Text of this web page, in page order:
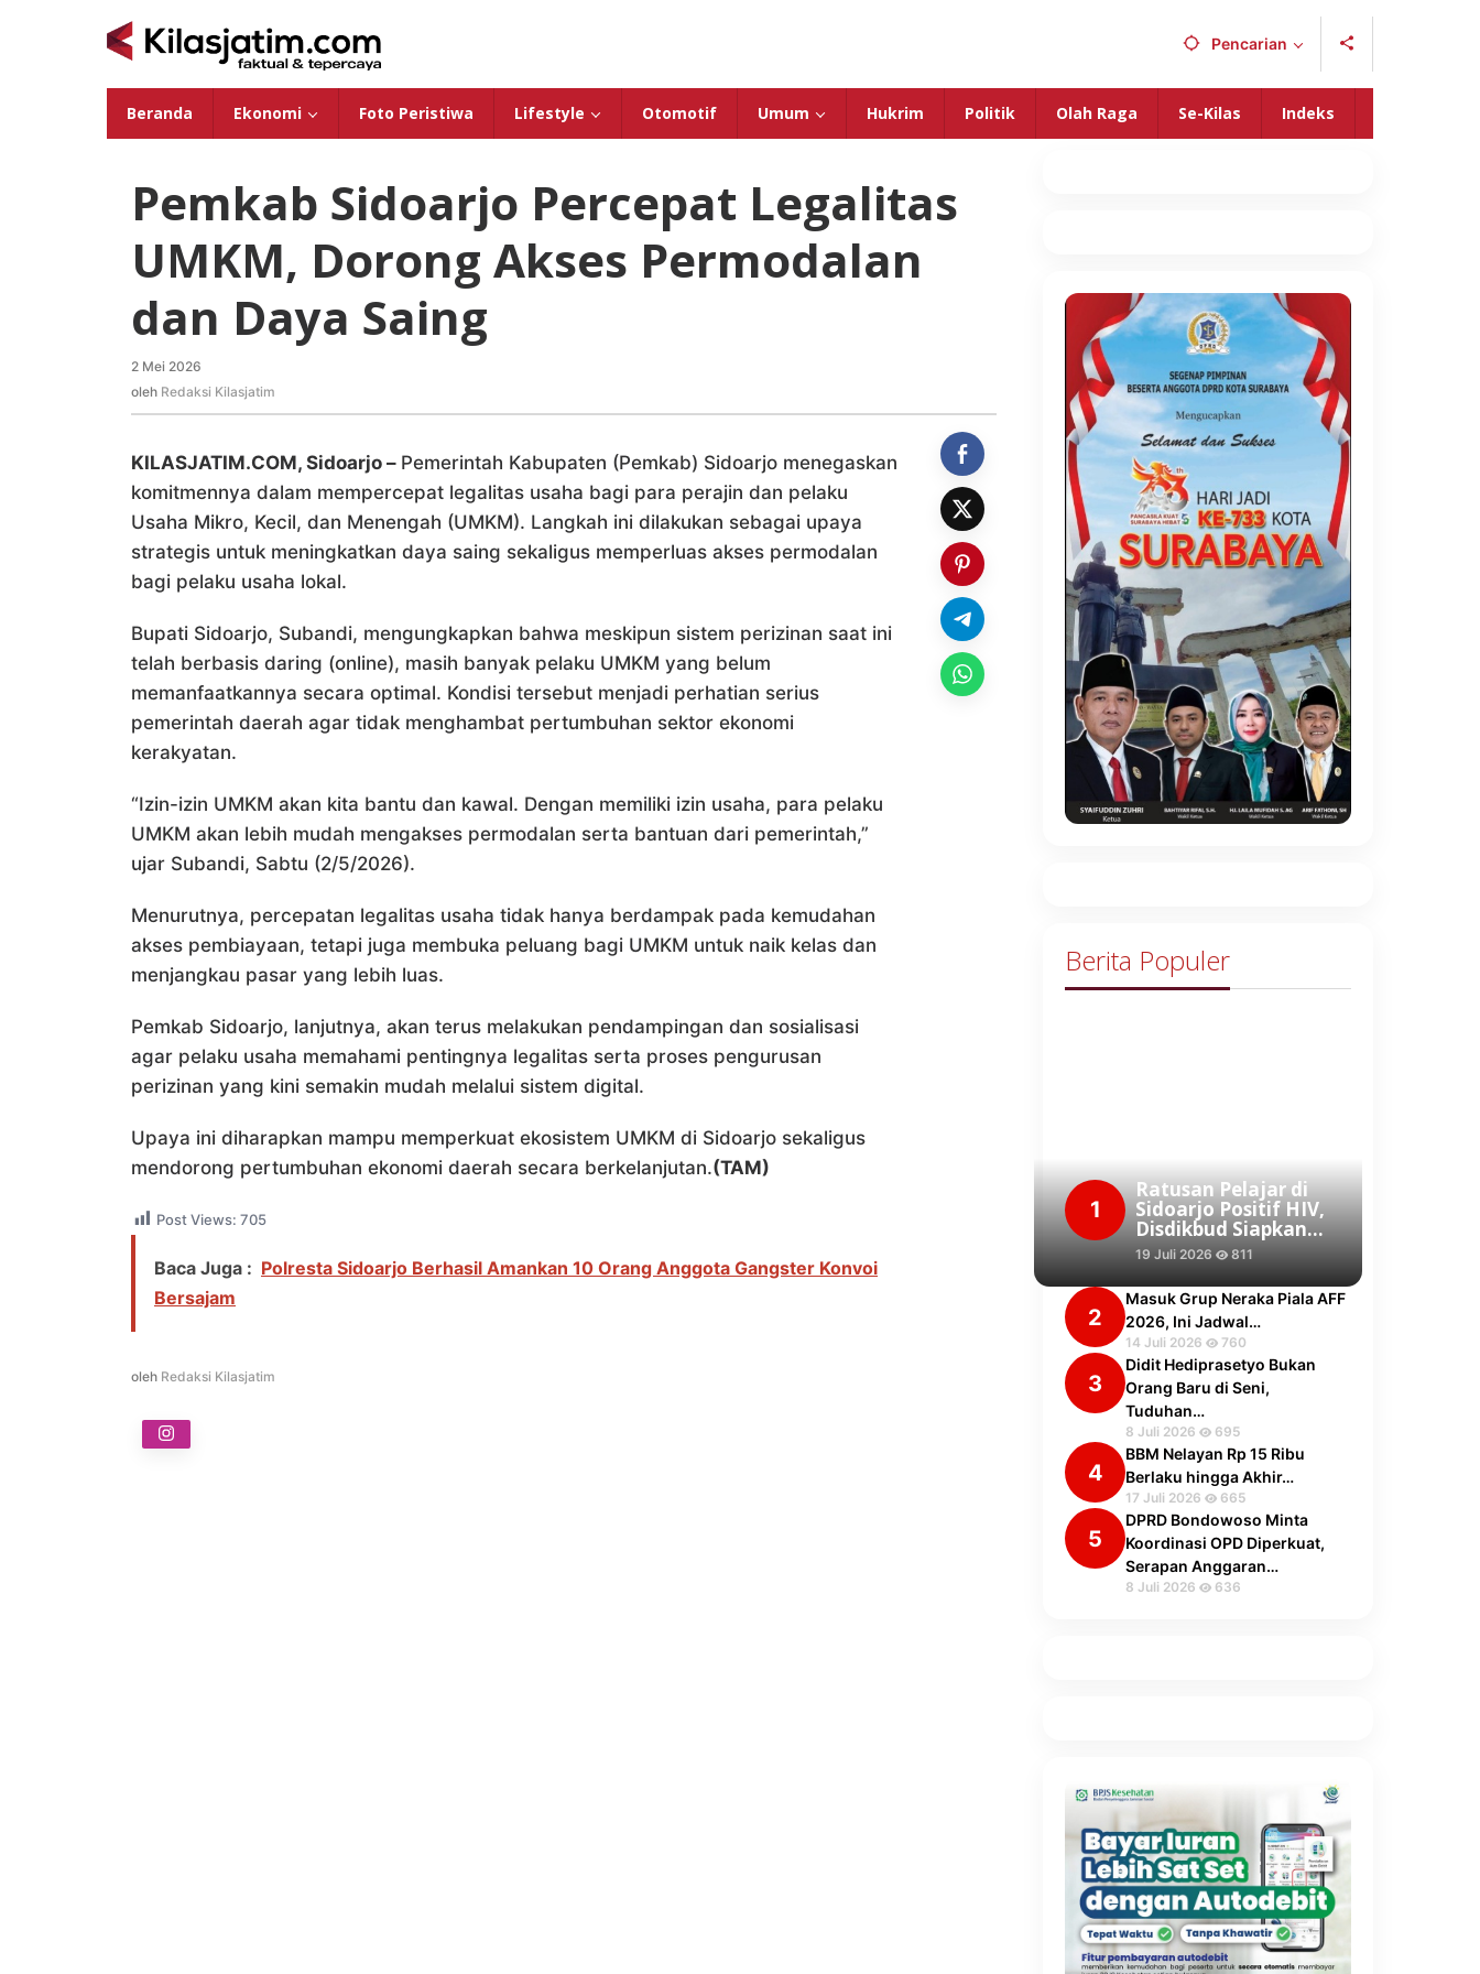
Pencarian
Beranda Ekonomi Foto Peristiwa Lifestyle Otomotif Umum Hukrim Politik Olah Raga Se-Kilas Indeks
Pemkab Sidoarjo Percepat Legalitas
UMKM, Dorong Akses Permodalan
dan Daya Saing
2 Mei 2026
Redaksi
oleh Redaksi Kilasjatim
KILASJATIM.COM, Sidoarjo – Pemerintah Kabupaten (Pemkab) Sidoarjo menegaskan
komitmennya dalam mempercepat legalitas usaha bagi para perajin dan pelaku
Usaha Mikro, Kecil, dan Menengah (UMKM). Langkah ini dilakukan sebagai upaya
strategis untuk meningkatkan daya saing sekaligus memperluas akses permodalan
bagi pelaku usaha lokal.
Bupati Sidoarjo, Subandi, mengungkapkan bahwa meskipun sistem perizinan saat ini
telah berbasis daring (online), masih banyak pelaku UMKM yang belum
memanfaatkannya secara optimal. Kondisi tersebut menjadi perhatian serius
pemerintah daerah agar tidak menghambat pertumbuhan sektor ekonomi
kerakyatan.
“Izin-izin UMKM akan kita bantu dan kawal. Dengan memiliki izin usaha, para pelaku
UMKM akan lebih mudah mengakses permodalan serta bantuan dari pemerintah,”
ujar Subandi, Sabtu (2/5/2026).
Menurutnya, percepatan legalitas usaha tidak hanya berdampak pada kemudahan
akses pembiayaan, tetapi juga membuka peluang bagi UMKM untuk naik kelas dan
menjangkau pasar yang lebih luas.
Pemkab Sidoarjo, lanjutnya, akan terus melakukan pendampingan dan sosialisasi
agar pelaku usaha memahami pentingnya legalitas serta proses pengurusan
perizinan yang kini semakin mudah melalui sistem digital.
Upaya ini diharapkan mampu memperkuat ekosistem UMKM di Sidoarjo sekaligus
mendorong pertumbuhan ekonomi daerah secara berkelanjutan.(TAM)
Post Views: 705
Baca Juga : Polresta Sidoarjo Berhasil Amankan 10 Orang Anggota Gangster Konvoi
Bersajam
oleh Redaksi Kilasjatim
Berita Populer
1
Ratusan Pelajar di
Sidoarjo Positif HIV,
Disdikbud Siapkan…
19 Juli 2026 811
2
Masuk Grup Neraka Piala AFF
2026, Ini Jadwal…
14 Juli 2026 760
3
Didit Hediprasetyo Bukan
Orang Baru di Seni,
Tuduhan…
8 Juli 2026 695
4
BBM Nelayan Rp 15 Ribu
Berlaku hingga Akhir…
17 Juli 2026 665
5
DPRD Bondowoso Minta
Koordinasi OPD Diperkuat,
Serapan Anggaran…
8 Juli 2026 636